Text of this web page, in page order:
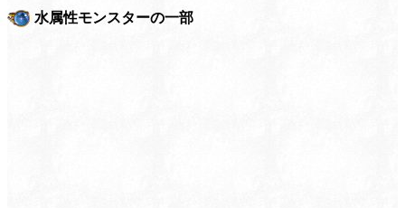
水属性モンスターの一部